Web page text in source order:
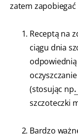
zatem
Receptą na
ciągu dnia
(stosując np.
szczoteczki
Bardzo